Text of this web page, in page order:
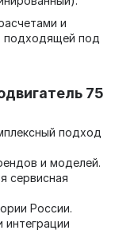
и
подходящей под
75
подход
и моделей.
сервисная
России.
интеграции